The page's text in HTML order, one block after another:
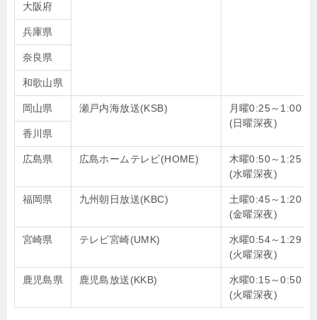
大阪府
兵庫県
奈良県
和歌山県
岡山県 瀬戸内海放送(KSB)
月曜0:25～1:00
(日曜深夜)
香川県
広島県 広島ホームテレビ(HOME)
木曜0:50～1:25
(水曜深夜)
福岡県 九州朝日放送(KBC)
土曜0:45～1:20
(金曜深夜)
宮崎県 テレビ宮崎(UMK)
水曜0:54～1:29
(火曜深夜)
鹿児島県 鹿児島放送(KKB)
水曜0:15～0:50
(火曜深夜)